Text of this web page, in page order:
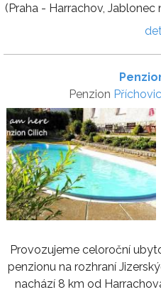
(Praha - Harrachov, Jablonec
Penzion
Provozujeme celoroční
penzionu na rozhraní
nachází 8 km od